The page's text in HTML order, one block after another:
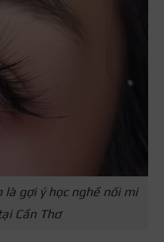
là gợi ý học nghề nối mi
Cần Thơ